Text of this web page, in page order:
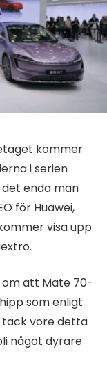
kommer
i serien
enda man
för Huawei,
visa upp
att Mate 70-
som enligt
tack vore detta
något dyrare